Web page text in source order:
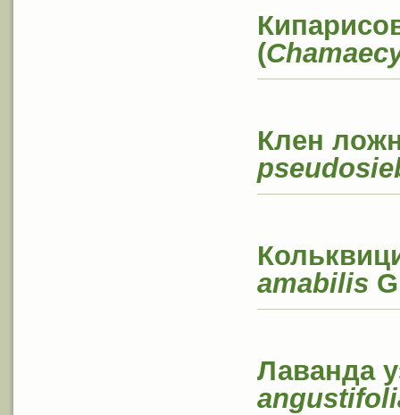
(
Клен
amabilis
Лаванда